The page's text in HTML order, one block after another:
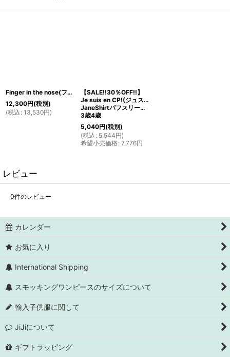
Finger in the nose(フィンガーインザノーズ)MARLOWレディースロングスウェットパーカー(グレーネイビー)166cm
12,300円(税別)
(税込 : 13,530円)
【SALE!!30％OFF!!】
Je suis en CP!(ジュスィザンセーペー)
JaneShirtパフスリーブ長袖シャツ(ホワイト)
3歳4歳
5,040円(税別)
(税込 : 5,544円)
希望小売価格: 7,776円
レビュー
0件のレビュー
カレンダー
お気に入り
International Shipping
スモッキングワンピースのサイズについて
輸入子供服に関して
JiJiについて
ギフトラッピング